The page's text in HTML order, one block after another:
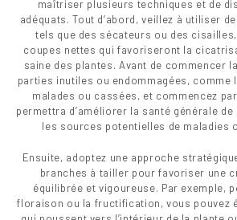
maîtriser plusieurs techniques et de
adéquats. Tout d’abord, veillez à utiliser
tels que des sécateurs ou des
coupes nettes qui favoriseront la
saine des plantes. Avant de commencer
parties inutiles ou endommagées, comme
malades ou cassées, et commencez
permettra d’améliorer la santé générale
les sources potentielles de maladies
Ensuite, adoptez une approche
branches à tailler pour favoriser une
équilibrée et vigoureuse. Par exemple,
floraison ou la fructification, vous pouvez